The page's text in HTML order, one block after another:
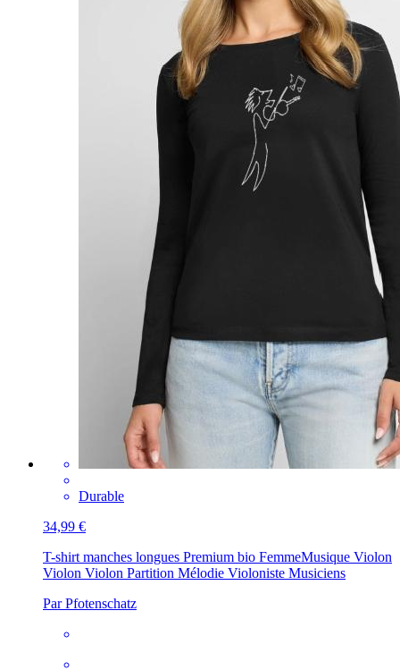
Durable
34,99 €
T-shirt manches longues Premium bio FemmeMusique Violon
Violon Violon Partition Mélodie Violoniste Musiciens
Par Pfotenschatz